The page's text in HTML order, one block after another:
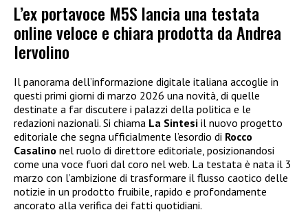
L’ex portavoce M5S lancia una testata
online veloce e chiara prodotta da Andrea
Iervolino
Il panorama dell’informazione digitale italiana accoglie in
questi primi giorni di marzo 2026 una novità, di quelle
destinate a far discutere i palazzi della politica e le
redazioni nazionali. Si chiama La Sintesi il nuovo progetto
editoriale che segna ufficialmente l’esordio di Rocco
Casalino nel ruolo di direttore editoriale, posizionandosi
come una voce fuori dal coro nel web. La testata è nata il 3
marzo con l’ambizione di trasformare il flusso caotico delle
notizie in un prodotto fruibile, rapido e profondamente
ancorato alla verifica dei fatti quotidiani.